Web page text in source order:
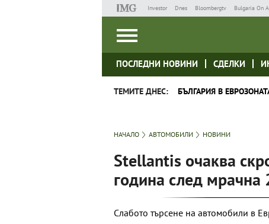
Investor Dnes Bloombergtv Bulgaria On
ПОСЛЕДНИ НОВИНИ СДЕЛКИ
ТЕМИТЕ ДНЕС: БЪЛГАРИЯ В
НАЧАЛО АВТОМОБИЛИ НОВИНИ
Stellantis очаква
година след мрачна
Слабото търсене на автомобили в